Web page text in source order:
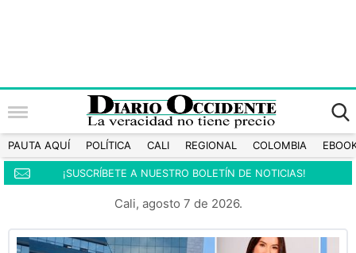
PAUTA AQUÍ POLÍTICA CALI REGIONAL COLOMBIA
¡SUSCRÍBETE A NUESTRO BOLETÍN DE NOTICIAS!
Cali, agosto 7 de 2026.